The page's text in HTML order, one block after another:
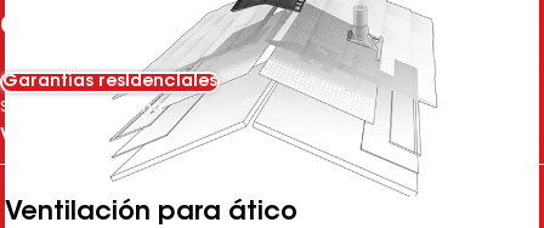
de GAF
Garantías residenciales
Seleccionar pestaña
Ventilación para ático